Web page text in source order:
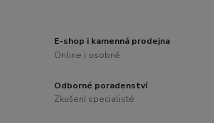
E-shop i kamenná prodejna
Online i osobně
Odborné poradenství
Zkušení specialisté